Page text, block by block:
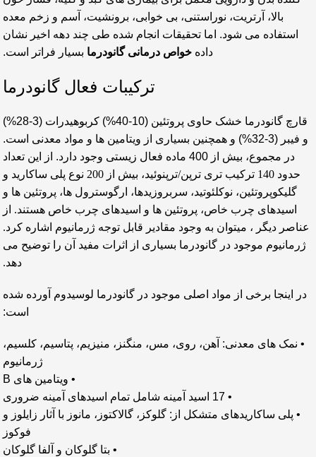
بالا، آرتریت، نوراستنی، بی خوابی، برونشیت، آسم و زخم معده
استفاده می شود. اما تحقیقات انجام شده طی چند دهه اخیر نشان
داده خواص درمانی گانودرما بسیار فراتر است.
ترکیبات فعال گانودرما
قارچ گانودرما خشک حاوی پروتئین (10-40%) کربوهیدرات (3-28%)
و فیبر (3-32%) و همچنین بسیاری از ویتامین ها و مواد معدنی است.
در مجموع، بیش از 400 ماده فعال زیستی وجود دارد.
از این تعداد
حدود 140 ترکیب تری ترپن/ترپنوئید، بیش از 200 نوع پلی ساکارید و
گلیکوپروتئین، نوکلئوتید، سربروزیدها، ارگوسترول ها، پروتئین ها و
اسیدهای چرب خاص، پروتئین ها و اسیدهای چرب خاص هستند. از
عناصر دیگر ، میتوان به وجود مقادیر قابل توجه ژرمانیوم اشاره کرد.
ژرمانیوم موجود در گانودرما بسیاری از اثرات مفید آن را توضیح می
دهد.
در اینجا برخی از مواد اصلی موجود در گانودرما لوسیدوم آورده شده
است:
• نمک های معدنی: آهن، روی، مس، منگنز، منیزیم، پتاسیم، کلسیم،
ژرمانیوم
• ویتامین های B
• 17 اسید آمینه شامل تمام اسیدهای آمینه ضروری
• پلی ساکاریدهای متشکل از: گلوکز، گالاکتوز، مانوز با آثار زایلوز و
فوکوز
• بتا گلوکان و آلفا گلوکان